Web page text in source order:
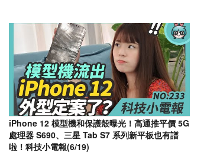
iPhone 12 模型機和保護殼曝光！高通推平價 5G
處理器 S690、三星 Tab S7 系列新平板也有譜
啦！科技小電報(6/19)